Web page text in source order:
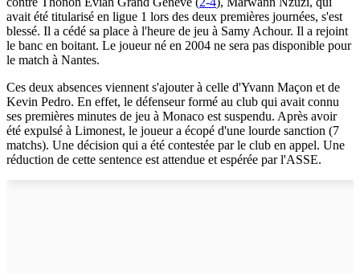
avait été titularisé en ligue 1 lors des deux premières journées, s'est
blessé. Il a cédé sa place à l'heure de jeu à Samy Achour. Il a rejoint
le banc en boitant. Le joueur né en 2004 ne sera pas disponible pour
le match à Nantes.
Ces deux absences viennent s'ajouter à celle d'Yvann Maçon et de
Kevin Pedro. En effet, le défenseur formé au club qui avait connu
ses premières minutes de jeu à Monaco est suspendu. Après avoir
été expulsé à Limonest, le joueur a écopé d'une lourde sanction (7
matchs). Une décision qui a été contestée par le club en appel. Une
réduction de cette sentence est attendue et espérée par l'ASSE.